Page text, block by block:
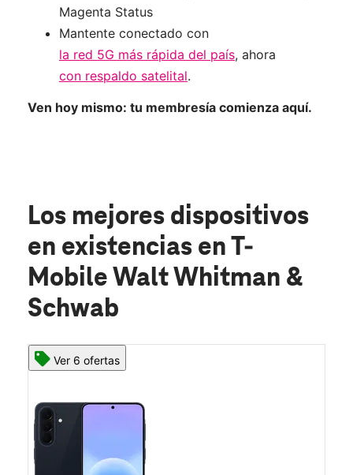
Magenta Status
Mantente conectado con
la red 5G más rápida del país, ahora
con respaldo satelital.
Ven hoy mismo: tu membresía comienza aquí.
Los mejores dispositivos
en existencias en T-
Mobile Walt Whitman &
Schwab
Ver 6 ofertas